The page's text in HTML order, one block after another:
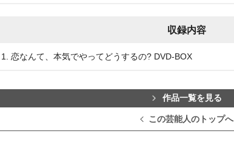
収録内容
1. 恋なんて、本気でやってどうするの? DVD-BOX
作品一覧を見る
この芸能人のトップへ